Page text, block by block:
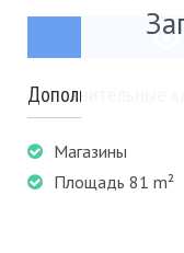
Дополнительные
Магазины
Площадь 81 m²